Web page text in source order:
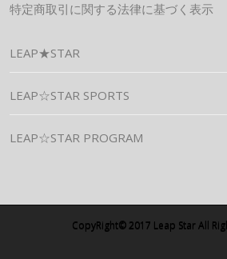
特定商取引に関する法律に基づく表示
LEAP★STAR
LEAP☆STAR SPORTS
LEAP☆STAR PROGRAM
CopyRight© 2017 Leap Star All